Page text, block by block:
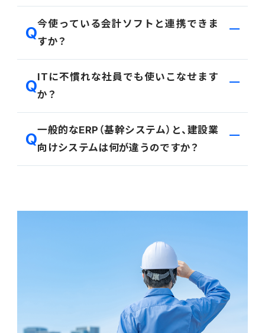
貴社の規模や導入範囲により異なりますが、標準的な
モデルで最短6ヶ月〜を想定しております。詳細なス
ケジュールはヒアリングの上、ご提案いたします。
今使っている会計ソフトと連携できま
すか？
はい、主要な会計ソフトとの連携実績が多数ございま
す。仕訳データ連携機能により、仕訳データをスムー
ズに連携し、二重入力をなくします。
ITに不慣れな社員でも使いこなせます
か？
直感的に操作できるインターフェースを追求していま
す。また、導入時には各社キーマン様向けの研修を実
施するほか、充実したマニュアルやサポート窓口をご
用意しておりますのでご安心ください。
一般的なERP（基幹システム）と、建設業
向けシステムは何が違うのですか？